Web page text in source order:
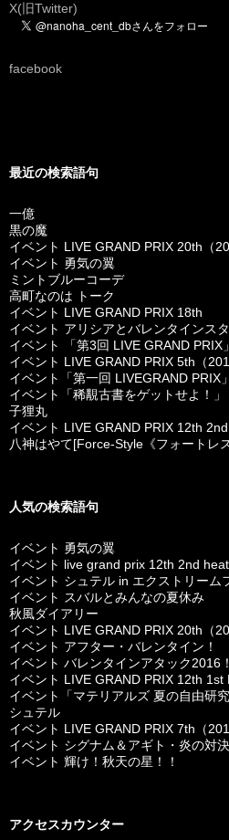
X(旧Twitter)
facebook
最近の検索語句
一億
黒の魔
イベント LIVE GRAND PRIX 20th（
イベント 勇気の翼
ミントブルーコーデ
高町なのは トーク
イベント LIVE GRAND PRIX 18th
イベント アリシアとバレンタインスタ
イベント 「第3回 LIVE GRAND PRIX」
イベント LIVE GRAND PRIX 5th（
イベント「第一回 LIVEGRAND PRIX」
イベント「稀覯古書をゲットせよ！」
子狸丸
イベント LIVE GRAND PRIX 12th
八神はやて[Force-Style《フォートレ
人気の検索語句
イベント 勇気の翼
イベント live grand prix 12th 2nd heat
イベント シュテル in エクストリーム
イベント スバルとみんなの夏休み
秋風ダイアリー
イベント LIVE GRAND PRIX 20th（
イベント アフター・バレンタイン！
イベント バレンタインアタック2016！
イベント LIVE GRAND PRIX 12th 1st
イベント「マテリアルズ 夏の自由研究
シュテル
イベント LIVE GRAND PRIX 7th（
イベント シグナム＆アギト・炎の対決
イベント 輝け！秋天の星！！
アクセスカウンター